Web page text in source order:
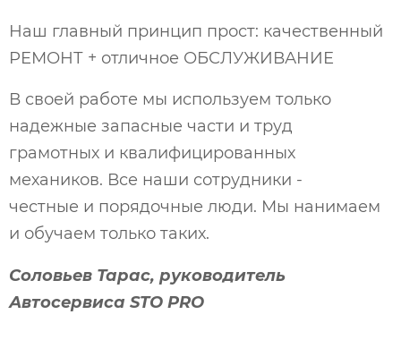
Наш главный принцип прост: качественный
РЕМОНТ + отличное ОБСЛУЖИВАНИЕ
В своей работе мы используем только
надежные запасные части и труд
грамотных и квалифицированных
механиков. Все наши сотрудники -
честные и порядочные люди. Мы нанимаем
и обучаем только таких.
Соловьев Тарас, руководитель
Автосервиса STO PRO